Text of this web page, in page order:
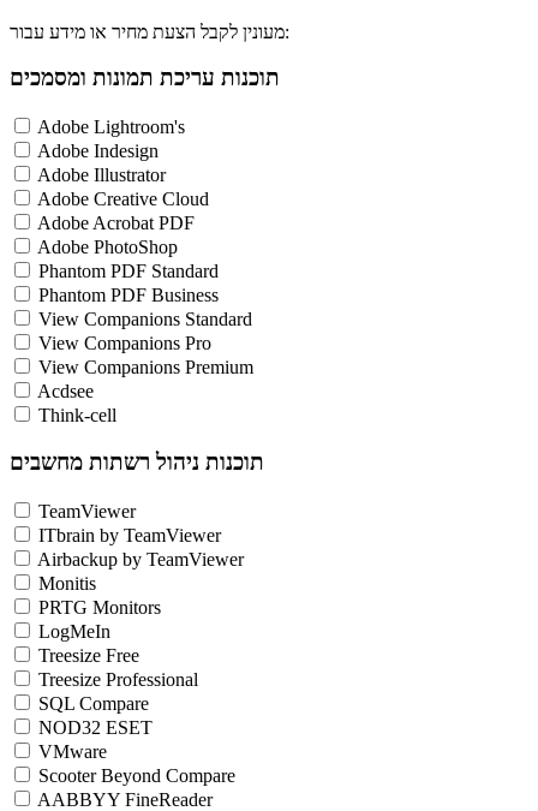
מעונין לקבל הצעת מחיר או מידע עבור:
תוכנות עריכת תמונות ומסמכים
Adobe Lightroom's
Adobe Indesign
Adobe Illustrator
Adobe Creative Cloud
Adobe Acrobat PDF
Adobe PhotoShop
Phantom PDF Standard
Phantom PDF Business
View Companions Standard
View Companions Pro
View Companions Premium
Acdsee
Think-cell
תוכנות ניהול רשתות מחשבים
TeamViewer
ITbrain by TeamViewer
Airbackup by TeamViewer
Monitis
PRTG Monitors
LogMeIn
Treesize Free
Treesize Professional
SQL Compare
NOD32 ESET
VMware
Scooter Beyond Compare
AABBYY FineReader